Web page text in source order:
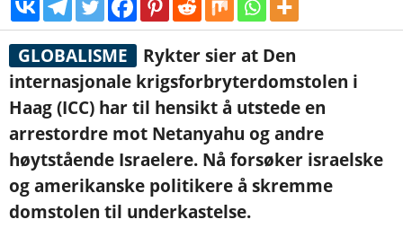
GLOBALISME
Rykter sier at Den
internasjonale krigsforbryterdomstolen i
Haag (ICC) har til hensikt å utstede en
arrestordre mot Netanyahu og andre
høytstående Israelere. Nå forsøker israelske
og amerikanske politikere å skremme
domstolen til underkastelse.